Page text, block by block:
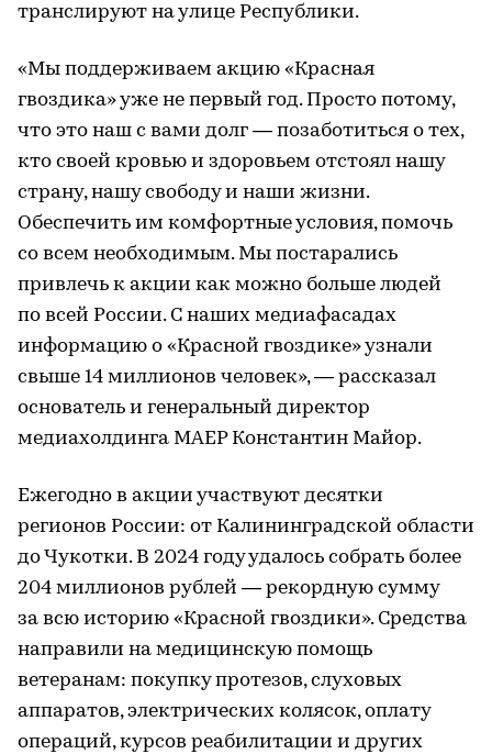
транслируют на улице Республики.
«Мы поддерживаем акцию «Красная
гвоздика» уже не первый год. Просто потому,
что это наш с вами долг — позаботиться о тех,
кто своей кровью и здоровьем отстоял нашу
страну, нашу свободу и наши жизни.
Обеспечить им комфортные условия, помочь
со всем необходимым. Мы постарались
привлечь к акции как можно больше людей
по всей России. С наших медиафасадах
информацию о «Красной гвоздике» узнали
свыше 14 миллионов человек», — рассказал
основатель и генеральный директор
медиахолдинга МАЕР Константин Майор.
Ежегодно в акции участвуют десятки
регионов России: от Калининградской области
до Чукотки. В 2024 году удалось собрать более
204 миллионов рублей — рекордную сумму
за всю историю «Красной гвоздики». Средства
направили на медицинскую помощь
ветеранам: покупку протезов, слуховых
аппаратов, электрических колясок, оплату
операций, курсов реабилитации и других